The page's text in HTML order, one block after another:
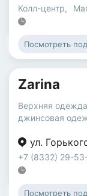
Колл-центр,
Посмотреть
Zarina
Верхняя одежда
джинсовая
ул.
+7 (8332) 29-
Посмотреть